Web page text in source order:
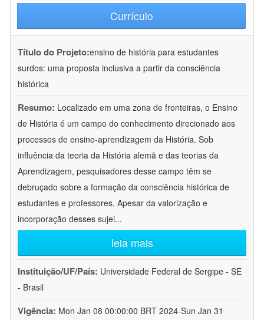
Currículo
Título do Projeto:ensino de história para estudantes
surdos: uma proposta inclusiva a partir da consciência
histórica
Resumo: Localizado em uma zona de fronteiras, o Ensino
de História é um campo do conhecimento direcionado aos
processos de ensino-aprendizagem da História. Sob
influência da teoria da História alemã e das teorias da
Aprendizagem, pesquisadores desse campo têm se
debruçado sobre a formação da consciência histórica de
estudantes e professores. Apesar da valorização e
incorporação desses sujei...
leia mais
Instituição/UF/País: Universidade Federal de Sergipe - SE
- Brasil
Vigência: Mon Jan 08 00:00:00 BRT 2024-Sun Jan 31